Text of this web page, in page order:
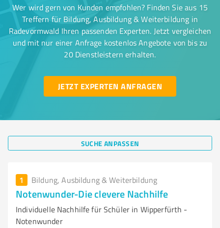
Wer wird gern von Kunden empfohlen? Finden Sie aus 15
Treffern für Bildung, Ausbildung & Weiterbildung in
Radevormwald Ihren passenden Experten. Jetzt vergleichen
und mit nur einer Anfrage kostenlos Angebote von bis zu
20 Dienstleistern erhalten.
JETZT EXPERTEN ANFRAGEN
SUCHE ANPASSEN
1 Bildung, Ausbildung & Weiterbildung
Notenwunder-Die clevere Nachhilfe
Individuelle Nachhilfe für Schüler in Wipperfürth -
Notenwunder